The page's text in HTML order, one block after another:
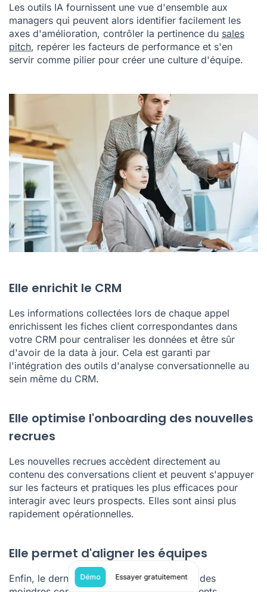
Les outils IA fournissent une vue d'ensemble aux
managers qui peuvent alors identifier facilement les
axes d'amélioration, contrôler la pertinence du sales
pitch, repérer les facteurs de performance et s'en
servir comme pilier pour créer une culture d'équipe.
Elle enrichit le CRM
Les informations collectées lors de chaque appel
enrichissent les fiches client correspondantes dans
votre CRM pour centraliser les données et être sûr
d'avoir de la data à jour. Cela est garanti par
l'intégration des outils d'analyse conversationnelle au
sein même du CRM.
Elle optimise l'onboarding des nouvelles
recrues
Les nouvelles recrues accèdent directement au
contenu des conversations client et peuvent s'appuyer
sur les facteurs et pratiques les plus efficaces pour
interagir avec leurs prospects. Elles sont ainsi plus
rapidement opérationnelles.
Elle permet d'aligner les équipes
Enfin, le dernier atout de cette liste et non des
Démo Essayer gratuitement